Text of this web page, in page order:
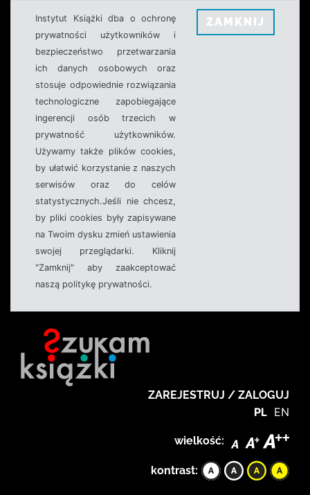
Instytut Książki dba o ochronę
prywatności użytkowników i
bezpieczeństwo przetwarzania
ich danych osobowych oraz
stosuje odpowiednie rozwiązania
technologiczne zapobiegające
ingerencji osób trzecich w
prywatność użytkowników.
Używamy także plików cookies,
by ułatwić korzystanie z naszych
serwisów oraz do celów
statystycznych.Jeśli nie chcesz,
by pliki cookies były zapisywane
na Twoim dysku zmień ustawienia
swojej przeglądarki. Kliknij
"Zamknij" aby zaakceptować
naszą politykę prywatności.
ZAMKNIJ
ZAREJESTRUJ / ZALOGUJ
PL EN
wielkość:
kontrast: